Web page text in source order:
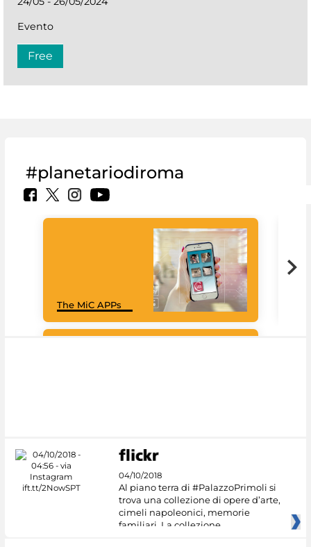
Evento
Free
#planetariodiroma
The MiC APPs
04/10/2018
Al piano terra di #PalazzoPrimoli si
trova una collezione di opere d’arte,
cimeli napoleonici, memorie
familiari. La collezione